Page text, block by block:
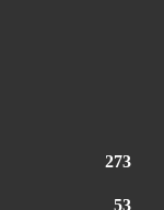
273
53